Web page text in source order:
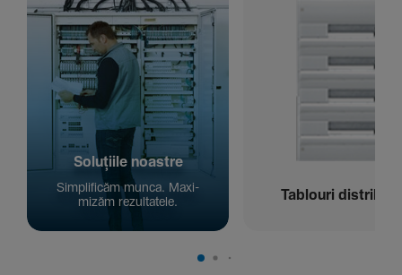
Solu­țiile noastre
Simpli­ficăm munca. Maxi­
mizăm rezul­ta­tele.
Tablouri